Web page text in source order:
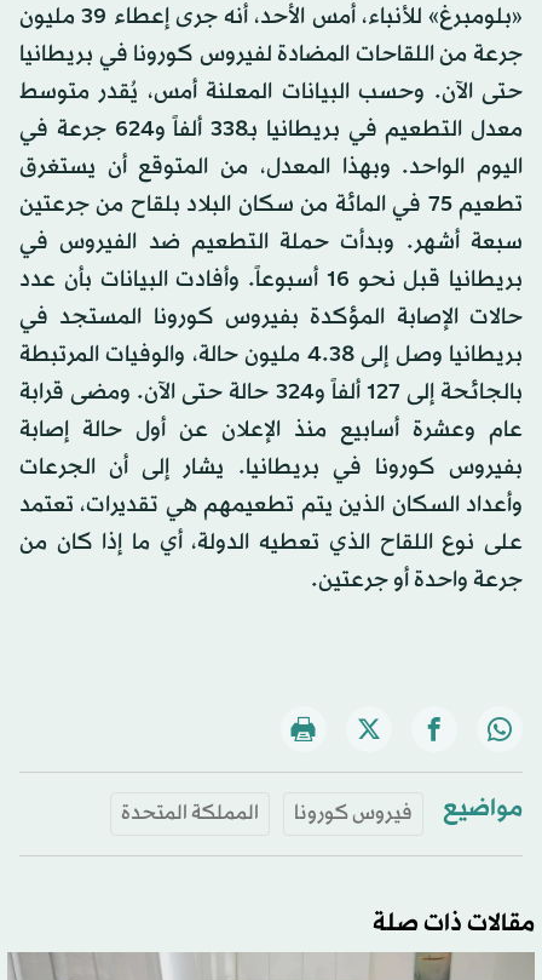
«بلومبرغ» للأنباء، أمس الأحد، أنه جرى إعطاء 39 مليون
جرعة من اللقاحات المضادة لفيروس كورونا في بريطانيا
حتى الآن. وحسب البيانات المعلنة أمس، يُقدر متوسط
معدل التطعيم في بريطانيا بـ338 ألفاً و624 جرعة في
اليوم الواحد. وبهذا المعدل، من المتوقع أن يستغرق
تطعيم 75 في المائة من سكان البلاد بلقاح من جرعتين
سبعة أشهر. وبدأت حملة التطعيم ضد الفيروس في
بريطانيا قبل نحو 16 أسبوعاً. وأفادت البيانات بأن عدد
حالات الإصابة المؤكدة بفيروس كورونا المستجد في
بريطانيا وصل إلى 38.‏4 مليون حالة، والوفيات المرتبطة
بالجائحة إلى 127 ألفاً و324 حالة حتى الآن. ومضى قرابة
عام وعشرة أسابيع منذ الإعلان عن أول حالة إصابة
بفيروس كورونا في بريطانيا. يشار إلى أن الجرعات
وأعداد السكان الذين يتم تطعيمهم هي تقديرات، تعتمد
على نوع اللقاح الذي تعطيه الدولة، أي ما إذا كان من
جرعة واحدة أو جرعتين.
مواضيع فيروس كورونا المملكة المتحدة
مقالات ذات صلة